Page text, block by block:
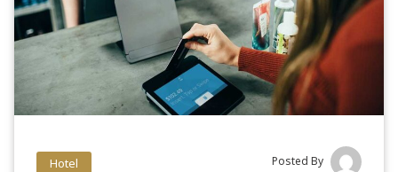
Hotel Posted By